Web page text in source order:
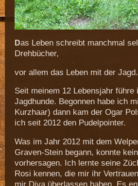
Das Leben schreibt manchmal
Drehbücher,
vor allem das Leben mit der Jagd.
Seit meinem 12 Lebensjahr führe
Jagdhunde. Begonnen habe ich
Kurzhaar) dann kam der Ogar
ich seit 2012 den Pudelpointer.
Was im Jahr 2012 mit dem
Graven-Stein begann, konnte
vorhersagen. Ich lernte seine
Rosi kennen, die mir ihr